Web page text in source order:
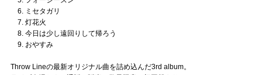
6. ミセタガリ
7. 灯花火
8. 今日は少し遠回りして帰ろう
9. おやすみ
Throw Lineの最新オリジナル曲を詰め込んだ3rd album。